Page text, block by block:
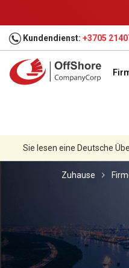
Kundendienst: +3705
Sie lesen eine Deutsche
Zuhause